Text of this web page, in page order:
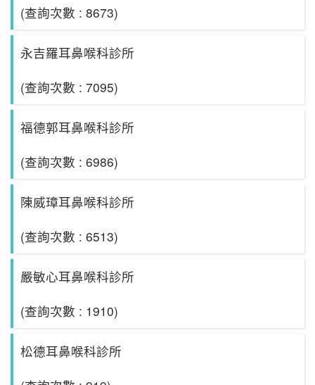
(查詢次數 : 8673)
永吉羅耳鼻喉科診所
(查詢次數 : 7095)
福德郭耳鼻喉科診所
(查詢次數 : 6986)
陳威璋耳鼻喉科診所
(查詢次數 : 6513)
嚴敏心耳鼻喉科診所
(查詢次數 : 1910)
松德耳鼻喉科診所